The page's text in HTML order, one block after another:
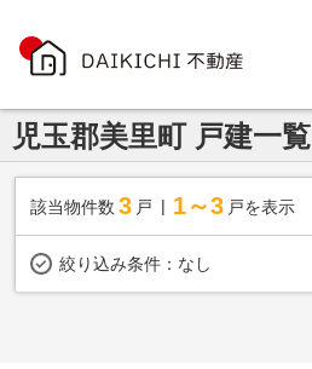
児玉郡美里町 戸建一覧
該当物件数 3 戸 1～3 戸を表示
絞り込み条件： なし